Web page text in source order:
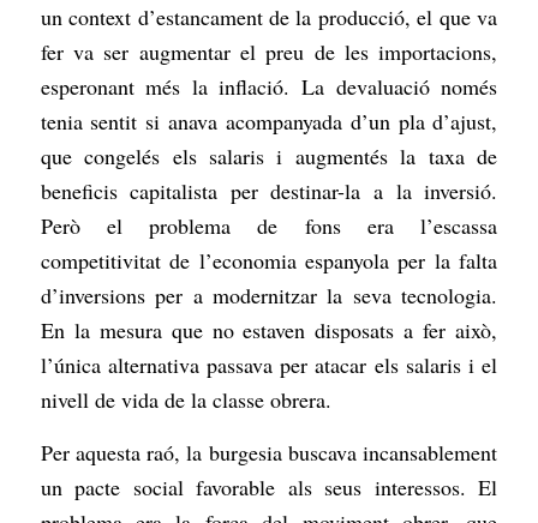
un context d’estancament de la producció, el que va
fer va ser augmentar el preu de les importacions,
esperonant més la inflació. La devaluació només
tenia sentit si anava acompanyada d’un pla d’ajust,
que congelés els salaris i augmentés la taxa de
beneficis capitalista per destinar-la a la inversió.
Però el problema de fons era l’escassa
competitivitat de l’economia espanyola per la falta
d’inversions per a modernitzar la seva tecnologia.
En la mesura que no estaven disposats a fer això,
l’única alternativa passava per atacar els salaris i el
nivell de vida de la classe obrera.
Per aquesta raó, la burgesia buscava incansablement
un pacte social favorable als seus interessos. El